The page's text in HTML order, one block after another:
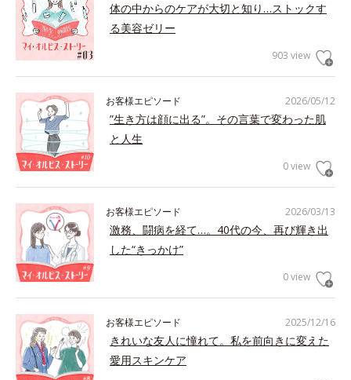
体の中からのケアが大切と知り…ストックす
る美容ゼリー
903 view
2026/05/12
お客様エピソード
”生き方は顔に出る”。その言葉で変わった肌
と人生
0 view
2026/03/13
お客様エピソード
激務、闘病を経て…。40代の今、再び輝き出
した“きっかけ”
0 view
2025/12/16
お客様エピソード
きれいな友人に憧れて。私を前向きに変えた
愛用スキンケア